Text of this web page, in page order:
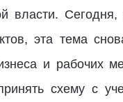
власти. Сегодня,
эта тема
и рабочих
схему с